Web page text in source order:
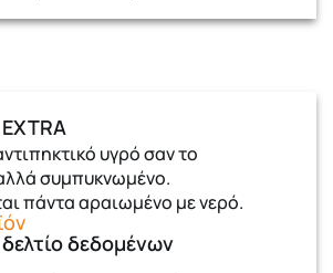
υγρό σαν το
συμπυκνωμένο.
πάντα αραιωμένο με νερό.
δεδομένων